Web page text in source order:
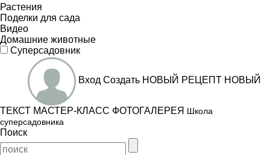
Растения
Поделки для сада
Видео
Домашние животные
Суперсадовник
Вход Создать НОВЫЙ РЕЦЕПТ НОВЫЙ
ТЕКСТ МАСТЕР-КЛАСС ФОТОГАЛЕРЕЯ Школа
суперсадовника
Поиск